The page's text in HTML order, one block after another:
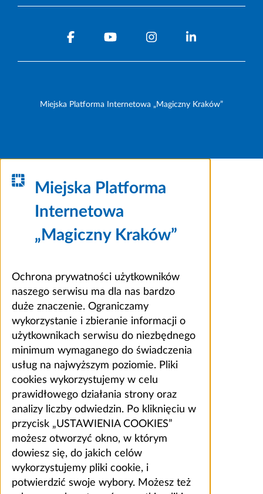
Miejska Platforma Internetowa „Magiczny Kraków”
Miejska Platforma
Internetowa
„Magiczny Kraków”
Ochrona prywatności użytkowników
naszego serwisu ma dla nas bardzo
duże znaczenie. Ograniczamy
wykorzystanie i zbieranie informacji o
użytkownikach serwisu do niezbędnego
minimum wymaganego do świadczenia
usług na najwyższym poziomie. Pliki
cookies wykorzystujemy w celu
prawidłowego działania strony oraz
analizy liczby odwiedzin. Po kliknięciu w
przycisk „USTAWIENIA COOKIES”
możesz otworzyć okno, w którym
dowiesz się, do jakich celów
wykorzystujemy pliki cookie, i
potwierdzić swoje wybory. Możesz też